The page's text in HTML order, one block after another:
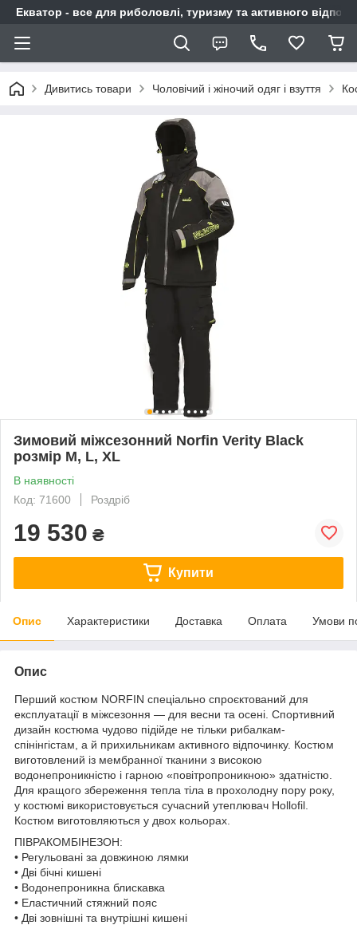
Екватор - все для риболовлі, туризму та активного
Дивитись товари Чоловічий і жіночий одяг і взуття
Зимовий міжсезонний Norfin Verity Black
розмір M, L, XL
В наявності
Код: 71600
Роздріб
19 530 ₴
Купити
Опис Характеристики Доставка Оплата Умови
Опис
Перший костюм NORFIN спеціально спроєктований для
експлуатації в міжсезоння — для весни та осені. Спортивний
дизайн костюма чудово підійде не тільки рибалкам-
спінінгістам, а й прихильникам активного відпочинку. Костюм
виготовлений із мембранної тканини з високою
водонепроникністю і гарною «повітропроникною» здатністю.
Для кращого збереження тепла тіла в прохолодну пору року,
у костюмі використовується сучасний утеплювач Hollofil.
Костюм виготовляються у двох кольорах.
ПІВРАКОМБІНЕЗОН:
• Регульовані за довжиною лямки
• Дві бічні кишені
• Водонепроникна блискавка
• Еластичний стяжний пояс
• Дві зовнішні та внутрішні кишені